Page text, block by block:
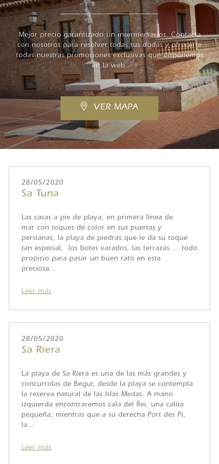
Mejor precio garantizado sin intermediarios. Contacta
con nosotros para resolver todas tus dudas y ofrecerte
todas nuestras promociones exclusivas que disponemos
en la web.
VER MAPA
28/05/2020
Sa Tuna
Las casas a pie de playa, en primera línea de
mar con toques de color en sus puertas y
persianas, la playa de piedras que le da su toque
tan especial, los botes varados, las terrazas ... todo
propicio para pasar un buen rato en esta
preciosa...
Leer más
28/05/2020
Sa Riera
La playa de Sa Riera es una de las más grandes y
concurridas de Begur, desde la playa se contempla
la reserva natural de las Islas Medas. A mano
izquierda encontraremos cala del Rei, una calita
pequeña; mientras que a su derecha Port des Pi,
la...
Leer más